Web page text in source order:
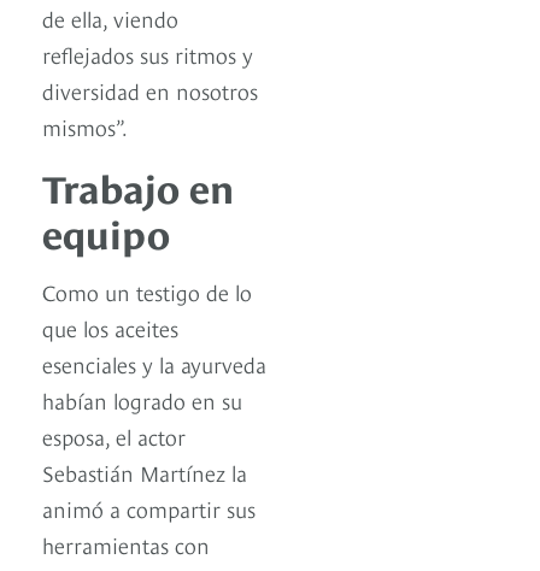
de ella, viendo
reflejados sus ritmos y
diversidad en nosotros
mismos”.
Trabajo en
equipo
Como un testigo de lo
que los aceites
esenciales y la ayurveda
habían logrado en su
esposa, el actor
Sebastián Martínez la
animó a compartir sus
herramientas con